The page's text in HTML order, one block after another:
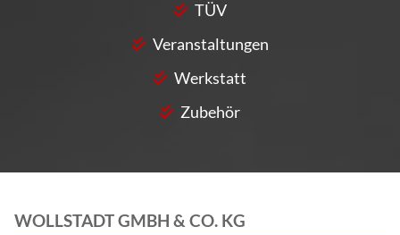
TÜV
Veranstaltungen
Werkstatt
Zubehör
WOLLSTADT GMBH & CO. KG